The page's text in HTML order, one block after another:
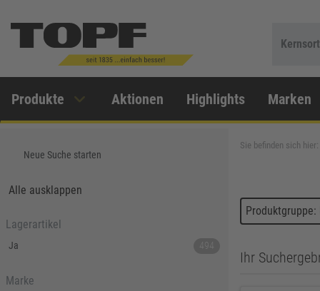
Produkte Aktionen Highlights Marken
Neue Suche starten
Alle ausklappen
Lagerartikel
Ja 494
Marke
Sie befinden sich hier:
Ihr